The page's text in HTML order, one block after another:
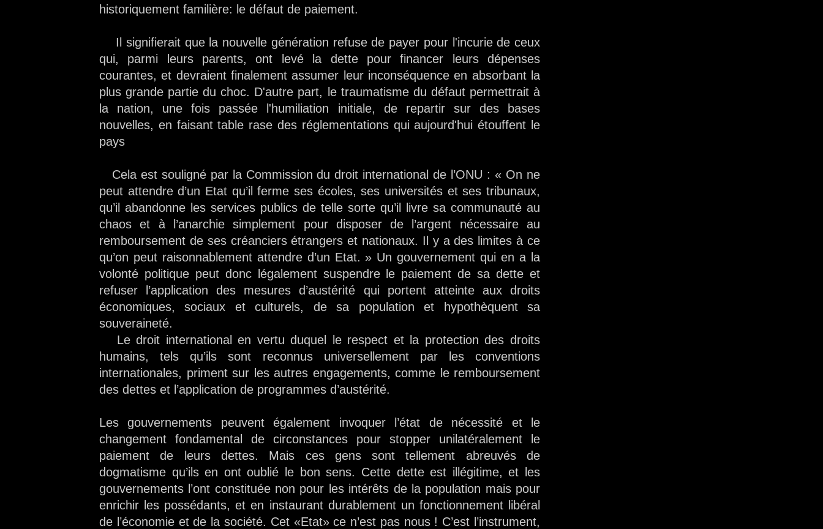
historiquement familière: le défaut de paiement.
Il signifierait que la nouvelle génération refuse de payer pour l'incurie de ceux
qui, parmi leurs parents, ont levé la dette pour financer leurs dépenses
courantes, et devraient finalement assumer leur inconséquence en absorbant la
plus grande partie du choc. D'autre part, le traumatisme du défaut permettrait à
la nation, une fois passée l'humiliation initiale, de repartir sur des bases
nouvelles, en faisant table rase des réglementations qui aujourd'hui étouffent le
pays
Cela est souligné par la Commission du droit international de l’ONU : « On ne
peut attendre d’un Etat qu’il ferme ses écoles, ses universités et ses tribunaux,
qu’il abandonne les services publics de telle sorte qu’il livre sa communauté au
chaos et à l’anarchie simplement pour disposer de l’argent nécessaire au
remboursement de ses créanciers étrangers et nationaux. Il y a des limites à ce
qu’on peut raisonnablement attendre d’un Etat. » Un gouvernement qui en a la
volonté politique peut donc légalement suspendre le paiement de sa dette et
refuser l’application des mesures d’austérité qui portent atteinte aux droits
économiques, sociaux et culturels, de sa population et hypothèquent sa
souveraineté.
Le droit international en vertu duquel le respect et la protection des droits
humains, tels qu’ils sont reconnus universellement par les conventions
internationales, priment sur les autres engagements, comme le remboursement
des dettes et l’application de programmes d’austérité.
Les gouvernements peuvent également invoquer l’état de nécessité et le
changement fondamental de circonstances pour stopper unilatéralement le
paiement de leurs dettes. Mais ces gens sont tellement abreuvés de
dogmatisme qu’ils en ont oublié le bon sens. Cette dette est illégitime, et les
gouvernements l’ont constituée non pour les intérêts de la population mais pour
enrichir les possédants, et en instaurant durablement un fonctionnement libéral
de l’économie et de la société. Cet «Etat» ce n’est pas nous ! C’est l’instrument,